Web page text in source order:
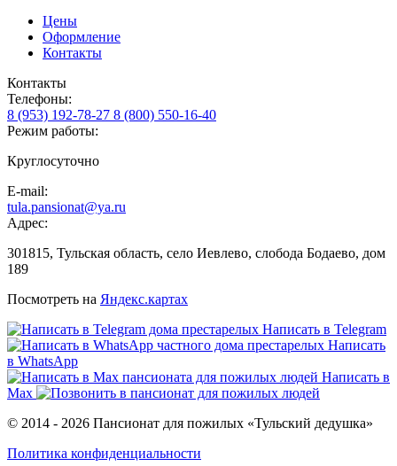
Цены
Оформление
Контакты
Контакты
Телефоны:
8 (953) 192-78-27 8 (800) 550-16-40
Режим работы:
Круглосуточно
E-mail:
tula.pansionat@ya.ru
Адрес:
301815, Тульская область, село Иевлево, слобода Бодаево, дом
189
Посмотреть на Яндекс.картах
Написать в Telegram
Написать
в WhatsApp
Написать в
Max
© 2014 - 2026 Пансионат для пожилых «Тульский дедушка»
Политика конфиденциальности